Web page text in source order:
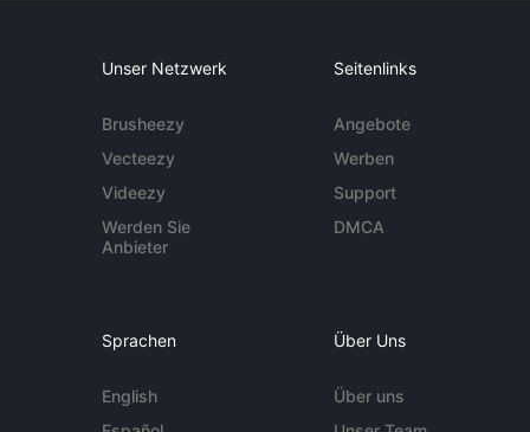
Unser Netzwerk
Brusheezy
Vecteezy
Videezy
Werden Sie
Anbieter
Seitenlinks
Angebote
Werben
Support
DMCA
Sprachen
English
Über Uns
Über uns